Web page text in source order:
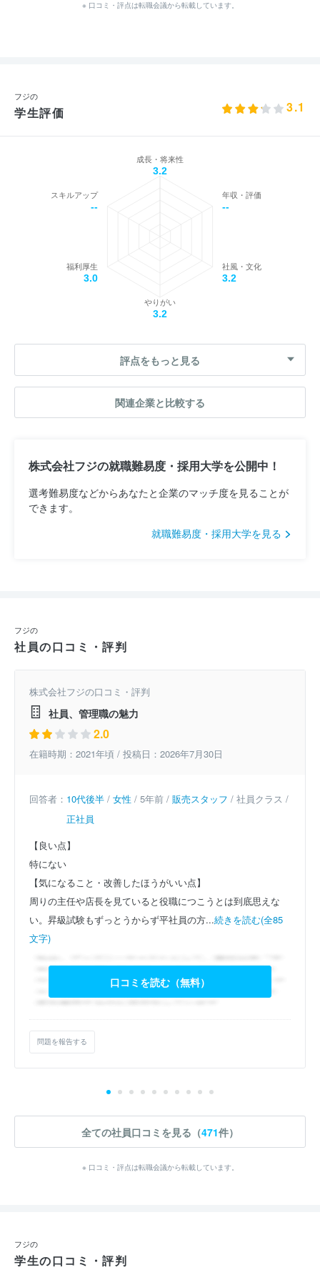
※ 口コミ・評点は転職会議から転載しています。
フジの
学生評価 3.1
成長・将来性
3.2
年収・評価
--
社風・文化
3.2
やりがい
3.2
福利厚生
3.0
スキルアップ
--
評点をもっと見る
関連企業と比較する
株式会社フジの就職難易度・採用大学を公開中！
選考難易度などからあなたと企業のマッチ度を見ることが
できます。
就職難易度・採用大学を見る
フジの
社員の口コミ・評判
株式会社フジの口コミ・評判
社員、管理職の魅力
2.0
在籍時期：2021年頃 / 投稿日：2026年7月30日
回答者： 10代後半 / 女性 / 5年前 / 販売スタッフ / 社員クラス /
正社員
【良い点】
特にない
【気になること・改善したほうがいい点】
周りの主任や店長を見ていると役職につこうとは到底思えな
い。昇級試験もずっとうからず平社員の方...続きを読む(全85
文字)
口コミを読む（無料）
問題を報告する
全ての社員口コミを見る（471件）
※ 口コミ・評点は転職会議から転載しています。
フジの
学生の口コミ・評判